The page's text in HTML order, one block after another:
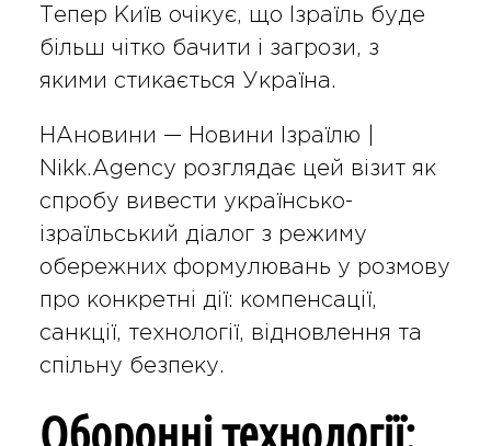
Тепер Київ очікує, що Ізраїль буде
більш чітко бачити і загрози, з
якими стикається Україна.
НАновини — Новини Ізраїлю |
Nikk.Agency розглядає цей візит як
спробу вивести українсько-
ізраїльський діалог з режиму
обережних формулювань у розмову
про конкретні дії: компенсації,
санкції, технології, відновлення та
спільну безпеку.
Оборонні технології: